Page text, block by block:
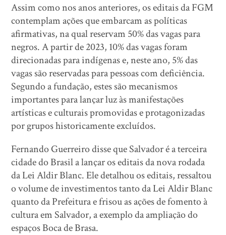
Assim como nos anos anteriores, os editais da FGM
contemplam ações que embarcam as políticas
afirmativas, na qual reservam 50% das vagas para
negros. A partir de 2023, 10% das vagas foram
direcionadas para indígenas e, neste ano, 5% das
vagas são reservadas para pessoas com deficiência.
Segundo a fundação, estes são mecanismos
importantes para lançar luz às manifestações
artísticas e culturais promovidas e protagonizadas
por grupos historicamente excluídos.
Fernando Guerreiro disse que Salvador é a terceira
cidade do Brasil a lançar os editais da nova rodada
da Lei Aldir Blanc. Ele detalhou os editais, ressaltou
o volume de investimentos tanto da Lei Aldir Blanc
quanto da Prefeitura e frisou as ações de fomento à
cultura em Salvador, a exemplo da ampliação do
espaços Boca de Brasa.